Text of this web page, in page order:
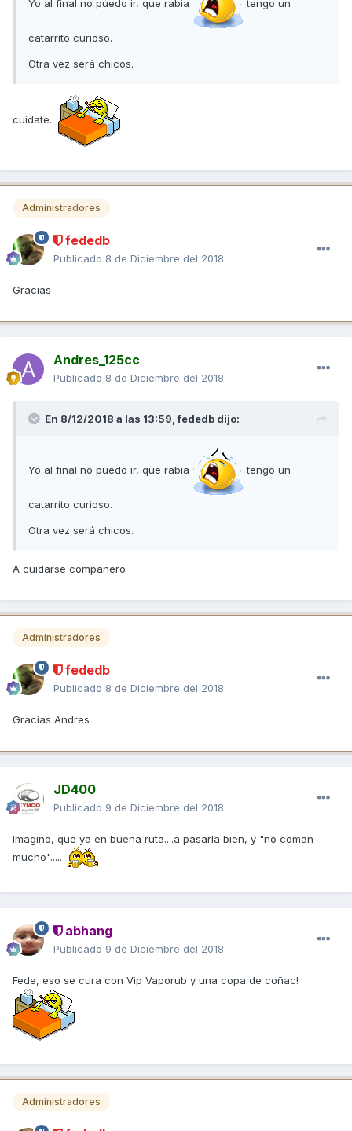
Yo al final no puedo ir, que rabia tengo un
catarrito curioso.
Otra vez será chicos.
cuidate.
Administradores
fededb
Publicado 8 de Diciembre del 2018
Gracias
Andres_125cc
Publicado 8 de Diciembre del 2018
En 8/12/2018 a las 13:59,fededb dijo:
Yo al final no puedo ir, que rabia tengo un
catarrito curioso.
Otra vez será chicos.
A cuidarse compañero
Administradores
fededb
Publicado 8 de Diciembre del 2018
Gracias Andres
JD400
Publicado 9 de Diciembre del 2018
Imagino, que ya en buena ruta....a pasarla bien, y "no coman
mucho".....
abhang
Publicado 9 de Diciembre del 2018
Fede, eso se cura con Vip Vaporub y una copa de coñac!
Administradores